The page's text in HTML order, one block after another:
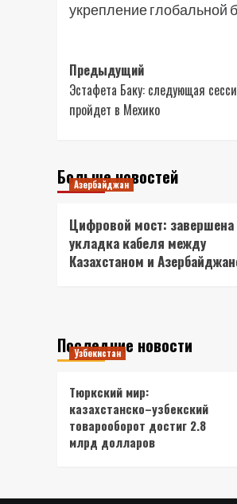
укрепление глобальной
Навигация
записи
Предыдущий
Эстафета Баку: следующая
пройдет в Мехико
Больше новостей
Азербайджан
Цифровой мост: завершена
укладка кабеля между
Казахстаном и
Последние новости
Узбекистан
Тюркский мир:
казахстанско–узбекский
товарооборот достиг 2.8
млрд долларов